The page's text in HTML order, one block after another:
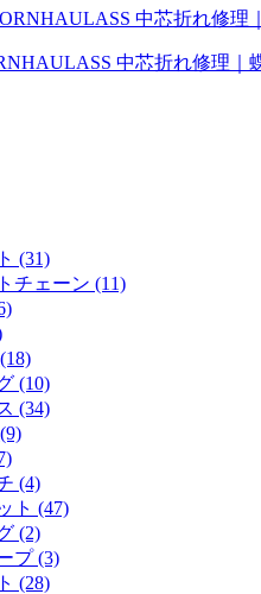
中芯折れ修理
(31)
チェーン (11)
(10)
(34)
(4)
ト (47)
(2)
プ (3)
(28)